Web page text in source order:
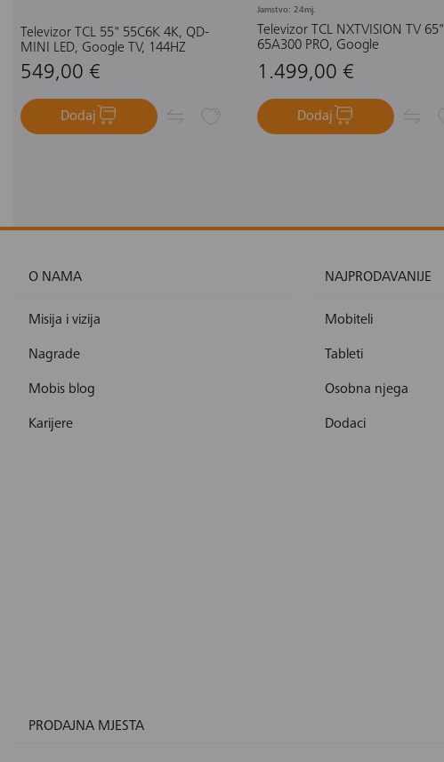
Televizor TCL 55" 55C6K 4K, QD-
MINI LED, Google TV, 144HZ
549,00 €
Dodaj
Jamstvo: 24mj.
Televizor TCL NXTVISION TV 65"
65A300 PRO, Google
1.499,00 €
Dodaj
O NAMA
Misija i vizija
Nagrade
Mobis blog
Karijere
NAJPRODAVANIJE
Mobiteli
Tableti
Osobna njega
Dodaci
PRODAJNA MJESTA